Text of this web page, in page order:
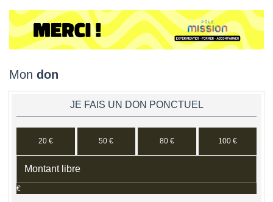
Mon don
JE FAIS UN DON PONCTUEL
20 € 50 € 80 € 100 €
€